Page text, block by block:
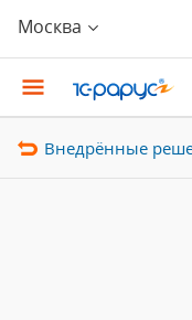
Москва
Внедрённые